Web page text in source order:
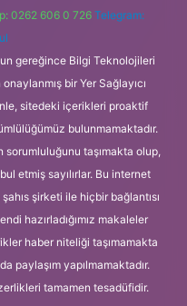
0262 606 0 726 Telegram:
gereğince Bilgi Teknolojileri
bir Yer Sağlayıcı
sitedeki içerikleri proaktif
bulunmamaktadır.
taşımakta olup,
etmiş sayılırlar. Bu internet
şirketi ile hiçbir bağlantısı
hazırladığımız makaleler
haber niteliği taşımamakta
paylaşım yapılmamaktadır.
tamamen tesadüfidir.